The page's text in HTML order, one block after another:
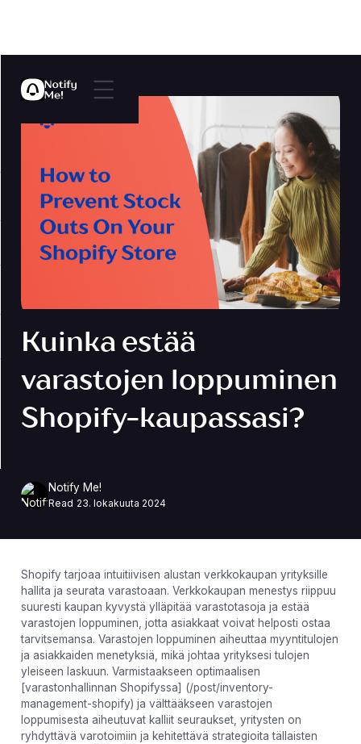
Kuinka estää
varastojen loppuminen
Shopify-kaupassasi?
Notify Me!
Read 23. lokakuuta 2024
Shopify tarjoaa intuitiivisen alustan verkkokaupan yrityksille
hallita ja seurata varastoaan. Verkkokaupan menestys riippuu
suuresti kaupan kyvystä ylläpitää varastotasoja ja estää
varastojen loppuminen, jotta asiakkaat voivat helposti ostaa
tarvitsemansa. Varastojen loppuminen aiheuttaa myyntitulojen
ja asiakkaiden menetyksiä, mikä johtaa yrityksesi tulojen
yleiseen laskuun. Varmistaakseen optimaalisen
[varastonhallinnan Shopifyssa] (/post/inventory-
management-shopify) ja välttääkseen varastojen
loppumisesta aiheutuvat kalliit seuraukset, yritysten on
ryhdyttävä varotoimiin ja kehitettävä strategioita tällaisten